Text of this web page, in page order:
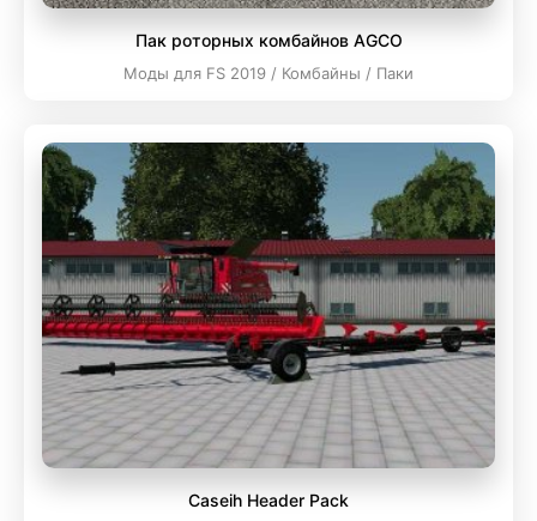
Пак роторных комбайнов AGCO
Моды для FS 2019 / Комбайны / Паки
Caseih Header Pack